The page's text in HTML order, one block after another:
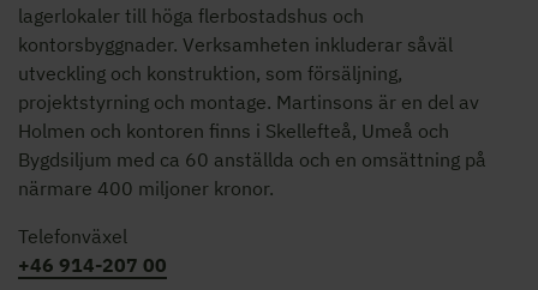
lagerlokaler till höga flerbostadshus och
kontorsbyggnader. Verksamheten inkluderar såväl
utveckling och konstruktion, som försäljning,
projektstyrning och montage. Martinsons är en del av
Holmen och kontoren finns i Skellefteå, Umeå och
Bygdsiljum med ca 60 anställda och en omsättning på
närmare 400 miljoner kronor.
Telefonväxel
+46 914-207 00